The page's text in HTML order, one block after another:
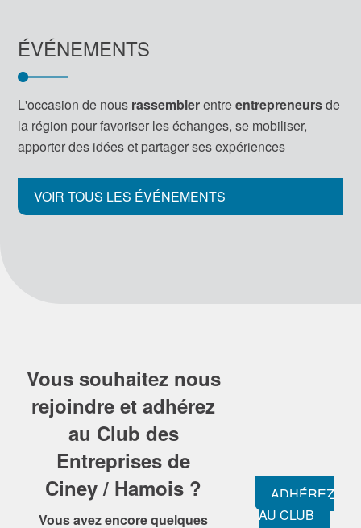
ÉVÉNEMENTS
L'occasion de nous rassemblerentreentrepreneursde
la région pour favoriser les échanges, se mobiliser,
apporter des idées et partager ses expériences
VOIR TOUS LES ÉVÉNEMENTS
Vous souhaitez nous
rejoindre et adhérez
au Club des
Entreprises de
Ciney / Hamois ?
Vous avez encore quelques
ADHÉREZ
AU CLUB